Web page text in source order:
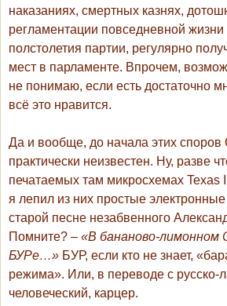
наказаниях, смертных казнях,
регламентации повседневной
полстолетия партии, регулярно
мест в парламенте. Впрочем,
не понимаю, если есть достаточно
всё это нравится.
Да и вообще, до начала этих
практически неизвестен. Ну, разве
печатаемых там микросхемах Texas
я лепил из них простые
старой песне незабвенного
Помните? – «В бананово-лимонном
БУРе…» БУР, если кто не знает,
режима». Или, в переводе с русско-
человеческий, карцер.